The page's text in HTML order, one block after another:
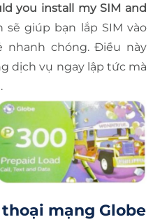
you install my SIM and
sẽ giúp bạn lắp SIM vào
nhanh chóng. Điều này
dịch vụ ngay lập tức mà
mạng Globe